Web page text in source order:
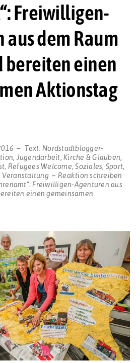
Freiwilligen-
dem Raum
einen
Aktionstag
Text: Nordstadtblogger-
, Jugendarbeit, Kirche & Glauben,
, Refugees Welcome,Soziales, Sport,
Veranstaltung
Reaktion schreiben
Freiwilligen-Agenturen aus
einen gemeinsamen